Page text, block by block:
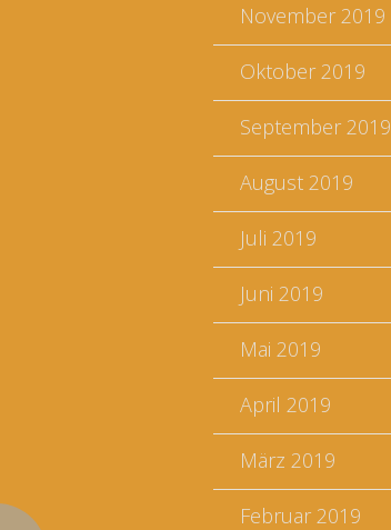
November 2019
Oktober 2019
September 2019
August 2019
Juli 2019
Juni 2019
Mai 2019
April 2019
März 2019
Februar 2019